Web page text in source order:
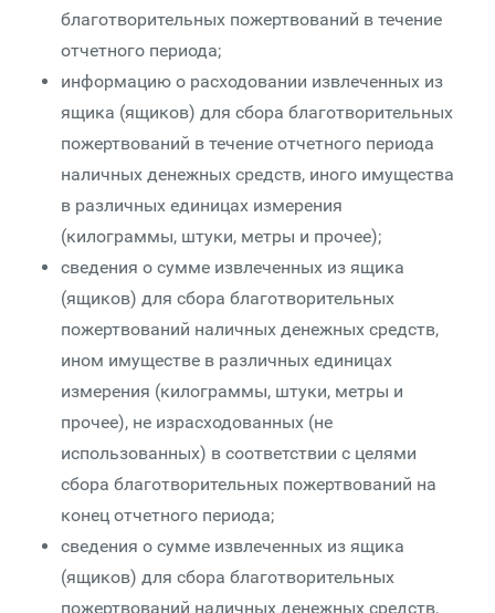
благотворительных пожертвований в течение
отчетного периода;
информацию о расходовании извлеченных из
ящика (ящиков) для сбора благотворительных
пожертвований в течение отчетного периода
наличных денежных средств, иного имущества
в различных единицах измерения
(килограммы, штуки, метры и прочее);
сведения о сумме извлеченных из ящика
(ящиков) для сбора благотворительных
пожертвований наличных денежных средств,
ином имуществе в различных единицах
измерения (килограммы, штуки, метры и
прочее), не израсходованных (не
использованных) в соответствии с целями
сбора благотворительных пожертвований на
конец отчетного периода;
сведения о сумме извлеченных из ящика
(ящиков) для сбора благотворительных
пожертвований наличных денежных средств,